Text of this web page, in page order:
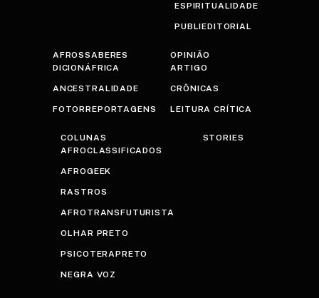
ESPIRITUALIDADE
PUBLIEDITORIAL
AFROSSABERES
DICIONÁFRICA
ANCESTRALIDADE
FOTORREPORTAGENS
OPINIÃO
ARTIGO
CRÔNICAS
LEITURA CRÍTICA
COLUNAS
AFROCLASSIFICADOS
AFROGEEK
RASTROS
AFROTRANSFUTURISTA
OLHAR PRETO
PSICOTERAPRETO
NEGRA VOZ
STORIES